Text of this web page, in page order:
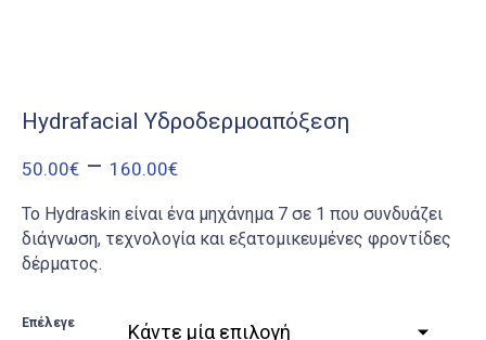
Hydrafacial Υδροδερμοαπόξεση
50.00€ – 160.00€Price
range:
50.00€
Το Hydraskin είναι ένα μηχάνημα 7 σε 1 που συνδυάζει
διάγνωση, τεχνολογία και εξατομικευμένες φροντίδες
δέρματος.
Επέλεγε